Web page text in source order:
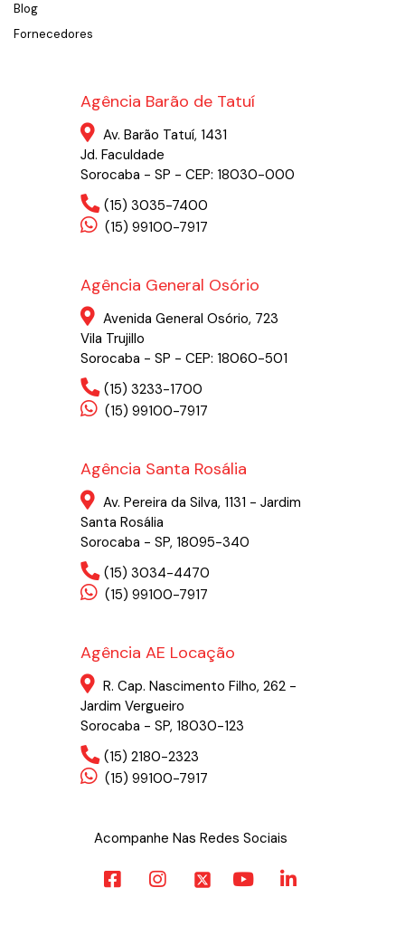
Blog
Fornecedores
Agência Barão de Tatuí
Av. Barão Tatuí, 1431
Jd. Faculdade
Sorocaba - SP - CEP: 18030-000
(15) 3035-7400
(15) 99100-7917
Agência General Osório
Avenida General Osório, 723
Vila Trujillo
Sorocaba - SP - CEP: 18060-501
(15) 3233-1700
(15) 99100-7917
Agência Santa Rosália
Av. Pereira da Silva, 1131 - Jardim
Santa Rosália
Sorocaba - SP, 18095-340
(15) 3034-4470
(15) 99100-7917
Agência AE Locação
R. Cap. Nascimento Filho, 262 -
Jardim Vergueiro
Sorocaba - SP, 18030-123
(15) 2180-2323
(15) 99100-7917
Acompanhe Nas Redes Sociais